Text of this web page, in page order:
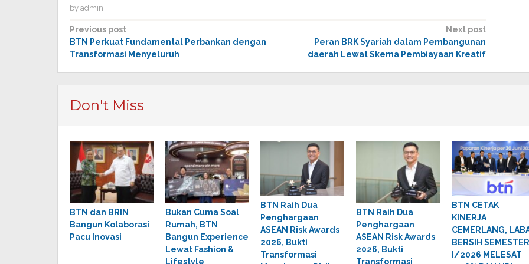
by admin
Post
navigation
Previous post
BTN Perkuat Fundamental Perbankan dengan
Transformasi Menyeluruh
Next post
Peran BRK Syariah dalam Pembangunan
daerah Lewat Skema Pembiayaan Kreatif
Don't Miss
BTN dan BRIN
Bangun Kolaborasi
Pacu Inovasi
Bukan Cuma Soal
Rumah, BTN
Bangun Experience
Lewat Fashion &
Lifestyle
BTN Raih Dua
Penghargaan
ASEAN Risk Awards
2026, Bukti
Transformasi
BTN Raih Dua
Penghargaan
ASEAN Risk Awards
2026, Bukti
Transformasi
BTN CETAK
KINERJA
CEMERLANG,
BERSIH SEMESTER
I/2026 MELESAT